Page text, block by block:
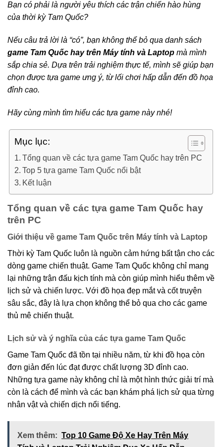
Bạn có phải là người yêu thích các trận chiến hào hùng
của thời kỳ Tam Quốc?
Nếu câu trả lời là “có”, bạn không thể bỏ qua danh sách
game Tam Quốc hay trên Máy tính và Laptop mà mình
sắp chia sẻ. Dựa trên trải nghiệm thực tế, mình sẽ giúp bạn
chọn được tựa game ưng ý, từ lối chơi hấp dẫn đến đồ họa
đỉnh cao.
Hãy cùng mình tìm hiểu các tựa game này nhé!
Mục lục:
Tổng quan về các tựa game Tam Quốc hay trên PC
Top 5 tựa game Tam Quốc nổi bật
Kết luận
Tổng quan về các tựa game Tam Quốc hay
trên PC
Giới thiệu về game Tam Quốc trên Máy tính và Laptop
Thời kỳ Tam Quốc luôn là nguồn cảm hứng bất tận cho các
dòng game chiến thuật. Game Tam Quốc không chỉ mang
lại những trận đấu kịch tính mà còn giúp mình hiểu thêm về
lịch sử và chiến lược. Với đồ họa đẹp mắt và cốt truyện
sâu sắc, đây là lựa chọn không thể bỏ qua cho các game
thủ mê chiến thuật.
Lịch sử và ý nghĩa của các tựa game Tam Quốc
Game Tam Quốc đã tồn tại nhiều năm, từ khi đồ họa còn
đơn giản đến lúc đạt được chất lượng 3D đỉnh cao.
Những tựa game này không chỉ là một hình thức giải trí mà
còn là cách để mình và các bạn khám phá lịch sử qua từng
nhân vật và chiến dịch nổi tiếng.
Xem thêm: Top 10 Game Độ Xe Hay Trên Máy